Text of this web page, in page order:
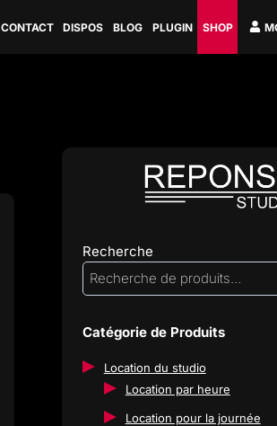
CONTACT DISPOS BLOG PLUGIN SHOP
Recherche
Catégorie de Produits
Location du studio
Location par heure
Location pour la journée